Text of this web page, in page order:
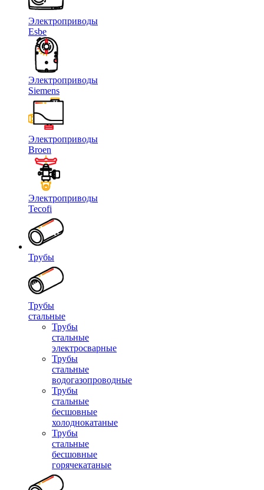
Электроприводы
Esbe
Электроприводы
Siemens
Электроприводы
Broen
Электроприводы
Tecofi
Трубы
Трубы
стальные
Трубы
стальные
электросварные
Трубы
стальные
водогазопроводные
Трубы
стальные
бесшовные
холоднокатаные
Трубы
стальные
бесшовные
горячекатаные